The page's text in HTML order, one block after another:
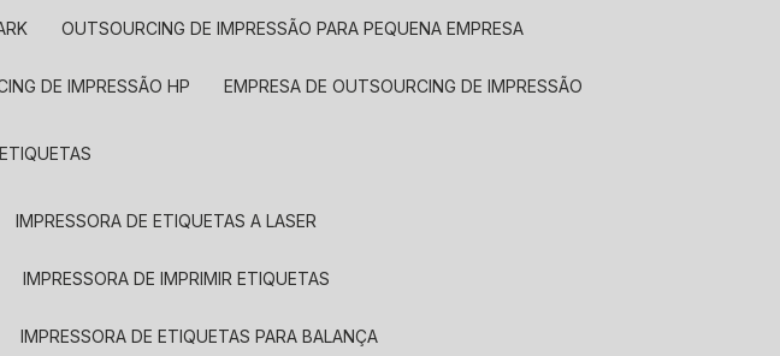
OUTSOURCING DE IMPRESSÃO PARA PEQUENA EMPRESA
DE IMPRESSÃO HP EMPRESA DE OUTSOURCING DE IMPRESSÃO
IMPRESSORA DE ETIQUETAS A LASER
IMPRESSORA DE IMPRIMIR ETIQUETAS
IMPRESSORA DE ETIQUETAS PARA BALANÇA